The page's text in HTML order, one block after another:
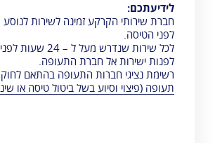
לידיעתכם:
לפני הטיסה.
לכל שירות שנדרש מעל
לפנות ישירות אל חברת התעופה.
רשימת נציגי חברות התעופה בהתאם לחוק
תעופה (פיצוי וסיוע בשל ביטול טיסה או